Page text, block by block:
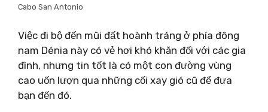
Cabo San Antonio
Việc đi bộ đến mũi đất hoành tráng ở phía đông
nam Dénia này có vẻ hơi khó khăn đối với các gia
đình, nhưng tin tốt là có một con đường vùng
cao uốn lượn qua những cối xay gió cũ để đưa
bạn đến đó.